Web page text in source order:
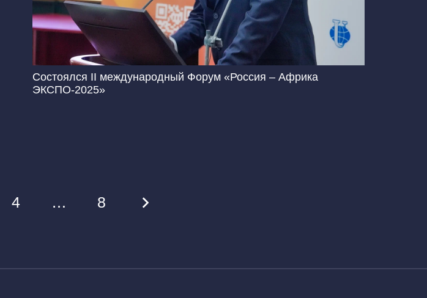
Состоялся II международный Форум «Россия – Африка
ЭКСПО-2025»
4 … 8